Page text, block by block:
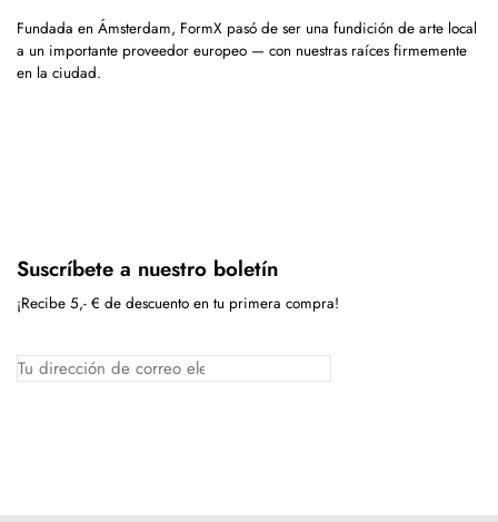
Fundada en Ámsterdam, FormX pasó de ser una fundición de arte local
a un importante proveedor europeo — con nuestras raíces firmemente
en la ciudad.
Suscríbete a nuestro boletín
¡Recibe 5,- € de descuento en tu primera compra!